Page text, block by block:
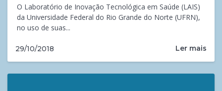
O Laboratório de Inovação Tecnológica em Saúde (LAIS)
da Universidade Federal do Rio Grande do Norte (UFRN),
no uso de suas...
29/10/2018 Ler mais